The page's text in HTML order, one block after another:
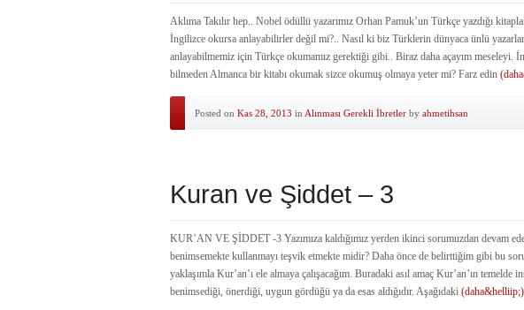
Aklıma Takılır hep.. Nobel ödüllü yazarımız Orhan Pamuk’un Türkçe yazdığı
İngilizce okursa anlayabilirler değil mi?.. Nasıl ki biz Türklerin dünyaca ünlü
anlayabilmemiz için Türkçe okumamız gerektiği gibi.. Biraz daha açayım meseleyi.
bilmeden Almanca bir kitabı okumak sizce okumuş olmaya yeter mi? Farz edin
Posted on Kas 28, 2013 in Alınması Gerekli İbretler by ahmetihsan
Kuran ve Şiddet – 3
KUR’AN VE ŞİDDET -3 Yazımıza kaldığımız yerden ikinci sorumuzdan devam
benimsemekte kullanmayı teşvik etmekte midir? Daha önce de belirttiğim gibi bu
yaklaşımla Kur’an’ı ele almaya çalışacağım. Buradaki asıl amaç Kur’an’ın temelde
benimsediği, önerdiği, uygun gördüğü ya da esas aldığıdır. Aşağıdaki (daha&helliip;)